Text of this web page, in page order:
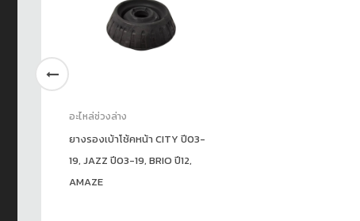
อะไหล่ช่วงล่าง
ยางรองเบ้าโช้คหน้า CITY ปี03-
19, JAZZ ปี03-19, BRIO ปี12,
AMAZE